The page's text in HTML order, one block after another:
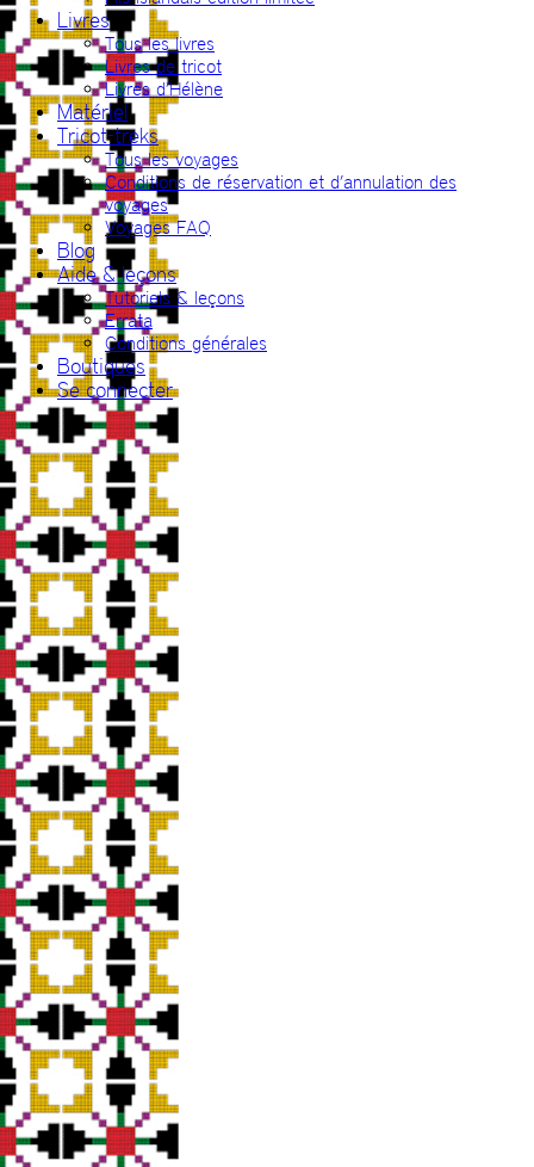
Livres
Tous les livres
Livres de tricot
Livres d’Hélène
Matériel
Tricot-treks
Tous les voyages
Conditions de réservation et d’annulation des
voyages
Voyages FAQ
Blog
Aide & leçons
Tutoriels & leçons
Errata
Conditions générales
Boutiques
Se connecter